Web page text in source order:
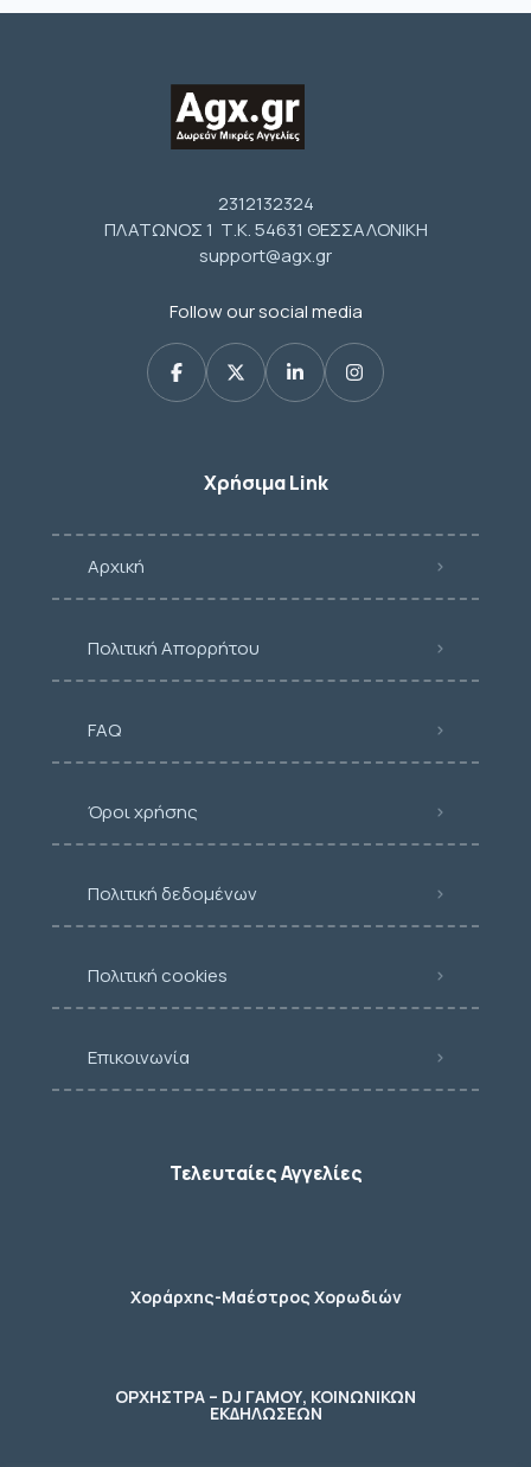
2312132324
ΠΛΑΤΩΝΟΣ 1 Τ.Κ. 54631 ΘΕΣΣΑΛΟΝΙΚΗ
support@agx.gr
Follow our social media
Χρήσιμα Link
Αρχική
Πολιτική Απορρήτου
FAQ
Όροι χρήσης
Πολιτική δεδομένων
Πολιτική cookies
Επικοινωνία
Τελευταίες Αγγελίες
Χοράρχης-Μαέστρος Χορωδιών
ΟΡΧΗΣΤΡΑ – DJ ΓΑΜΟΥ, ΚΟΙΝΩΝΙΚΩΝ
ΕΚΔΗΛΩΣΕΩΝ